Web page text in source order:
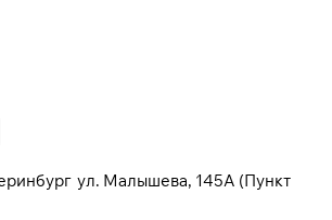
ул. Малышева, 145А (Пункт